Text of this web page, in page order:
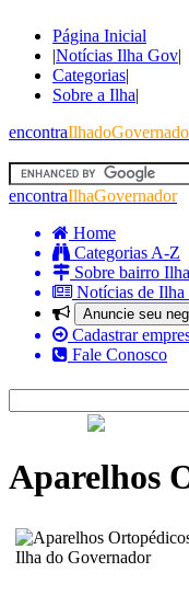
Página Inicial
|Notícias Ilha Gov|
Categorias|
Sobre a Ilha|
encontra
encontraIlhaGovernador
Home
Categorias A-Z
Sobre bairro
Notícias de
Anuncie seu
Cadastrar
Fale Conosco
Aparelhos